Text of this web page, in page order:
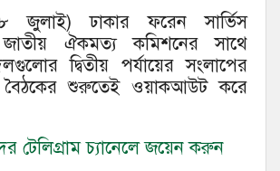
জুলাই) ঢাকার ফরেন সার্ভিস
জাতীয় ঐকমত্য কমিশনের সাথে
দ্বিতীয় পর্যায়ের সংলাপের
শুরুতেই ওয়াকআউট করে
টেলিগ্রাম চ্যানেলে জয়েন করুন